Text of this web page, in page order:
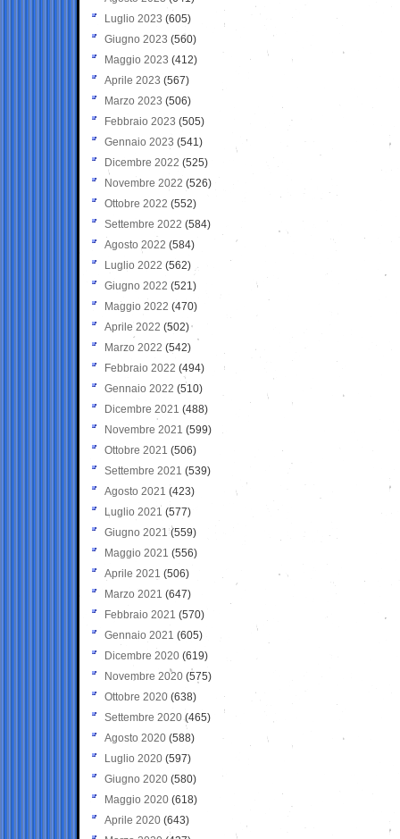
Luglio 2023 (605)
Giugno 2023 (560)
Maggio 2023 (412)
Aprile 2023 (567)
Marzo 2023 (506)
Febbraio 2023 (505)
Gennaio 2023 (541)
Dicembre 2022 (525)
Novembre 2022 (526)
Ottobre 2022 (552)
Settembre 2022 (584)
Agosto 2022 (584)
Luglio 2022 (562)
Giugno 2022 (521)
Maggio 2022 (470)
Aprile 2022 (502)
Marzo 2022 (542)
Febbraio 2022 (494)
Gennaio 2022 (510)
Dicembre 2021 (488)
Novembre 2021 (599)
Ottobre 2021 (506)
Settembre 2021 (539)
Agosto 2021 (423)
Luglio 2021 (577)
Giugno 2021(559)
Maggio 2021 (556)
Aprile 2021 (506)
Marzo 2021 (647)
Febbraio 2021 (570)
Gennaio 2021 (605)
Dicembre 2020 (619)
Novembre 2020 (575)
Ottobre 2020 (638)
Settembre 2020(465)
Agosto 2020 (588)
Luglio 2020 (597)
Giugno 2020 (580)
Maggio 2020 (618)
Aprile 2020 (643)